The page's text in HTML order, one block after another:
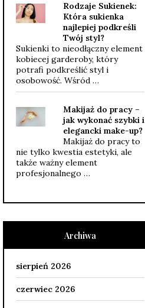
Rodzaje Sukienek:
Która sukienka
najlepiej podkreśli
Twój styl?
Sukienki to nieodłączny element
kobiecej garderoby, który
potrafi podkreślić styl i
osobowość. Wśród …
Makijaż do pracy –
jak wykonać szybki i
elegancki make-up?
Makijaż do pracy to
nie tylko kwestia estetyki, ale
także ważny element
profesjonalnego …
Archiwa
sierpień 2026
czerwiec 2026